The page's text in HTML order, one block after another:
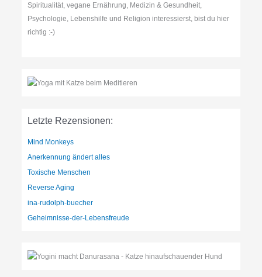
Spiritualität, vegane Ernährung, Medizin & Gesundheit,
Psychologie, Lebenshilfe und Religion interessierst, bist du hier
richtig :-)
Letzte Rezensionen:
Mind Monkeys
Anerkennung ändert alles
Toxische Menschen
Reverse Aging
ina-rudolph-buecher
Geheimnisse-der-Lebensfreude